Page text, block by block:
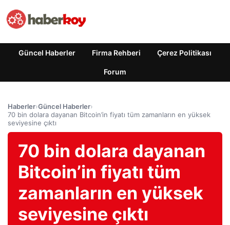
Güncel Haberler Firma Rehberi Çerez Politikası
Forum
Haberler›Güncel Haberler›
70 bin dolara dayanan Bitcoin’in fiyatı tüm zamanların en yüksek
seviyesine çıktı
70 bin dolara dayanan
Bitcoin’in fiyatı tüm
zamanların en yüksek
seviyesine çıktı